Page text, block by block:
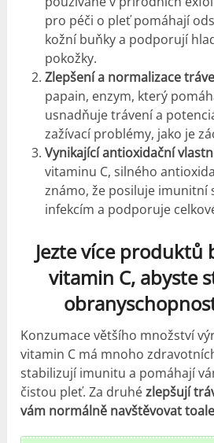
pro péči o pleť pomáhají
kožní buňky a podporují
pokožky.
Zlepšení a normalizace
papain, enzym, který
usnadňuje trávení a
zažívací problémy, jako je
Vynikající antioxidační
vitaminu C, silného
známo, že posiluje imunitní
infekcím a podporuje
Jezte více produktů
vitamin C, abyste
Konzumace většího množství
vitamin C má mnoho
stabilizují imunitu a pomáhají
čistou pleť. Za druhézlepšují
vám normálně navštěvovat